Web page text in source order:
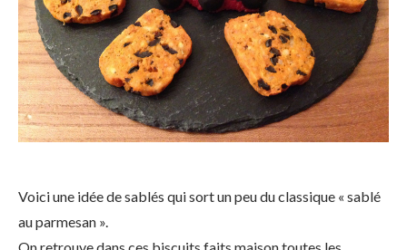
Voici une idée de sablés qui sort un peu du classique « sablé
au parmesan ».